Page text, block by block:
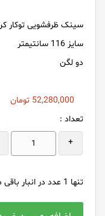
سینک ظرفشویی توکار
سایز 116 سانتیمتر
دو لگن
52,280,000 تومان
تعداد :
+
تنها 1 عدد در انبار باقی